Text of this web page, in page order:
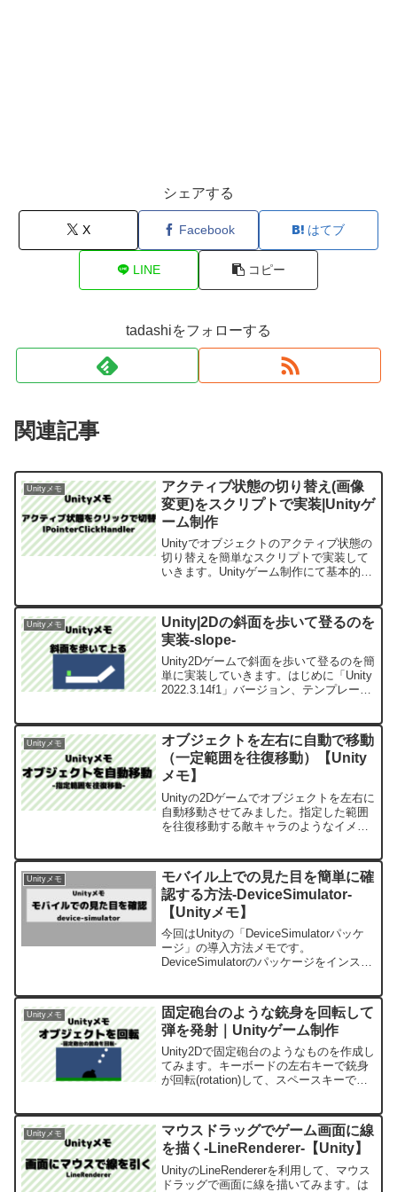
シェアする
X Facebook はてブ
LINE コピー
tadashiをフォローする
関連記事
Unityメモ
アクティブ状態の切り替え(画像
変更)をスクリプトで実装|Unityゲ
ーム制作
Unityでオブジェクトのアクティブ状態の
切り替えを簡単なスクリプトで実装して
いきます。Unityゲーム制作にて基本的な
状態のONとOFFの切り替えを行っていき
ます。
Unityメモ
Unity|2Dの斜面を歩いて登るのを
実装-slope-
Unity2Dゲームで斜面を歩いて登るのを簡
単に実装していきます。はじめに「Unity
2022.3.14f1」バージョン、テンプレート
していきます。実装開始簡単にU...
Unityメモ
オブジェクトを左右に自動で移動
（一定範囲を往復移動）【Unity
メモ】
Unityの2Dゲームでオブジェクトを左右に
自動移動させてみました。指定した範囲
を往復移動する敵キャラのようなイメー
Unityメモ
モバイル上での見た目を簡単に確
認する方法-DeviceSimulator-
【Unityメモ】
今回はUnityの「DeviceSimulatorパッケ
ージ」の導入方法メモです。
DeviceSimulatorのパッケージをインスト
か」簡単に確認することが出来...
Unityメモ
固定砲台のような銃身を回転して
弾を発射｜Unityゲーム制作
Unity2Dで固定砲台のようなものを作成し
てみます。キーボードの左右キーで銃身
が回転(rotation)して、スペースキーで銃
Unityメモ
マウスドラッグでゲーム画面に線
を描く-LineRenderer-【Unity】
UnityのLineRendererを利用して、マウス
ドラッグで画面に線を描いてみます。は